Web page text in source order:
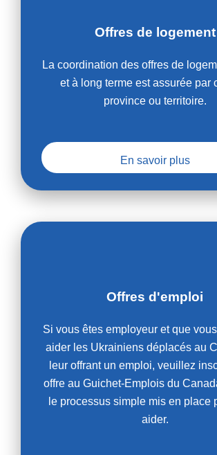
Offres de logement
La coordination des offres de
et à long terme est assurée par
province ou territoire.
En savoir plus
Offres d'emploi
Si vous êtes employeur et que
aider les Ukrainiens déplacés au
leur offrant un emploi, veuillez
offre au Guichet-Emplois du
le processus simple mis en place
aider.